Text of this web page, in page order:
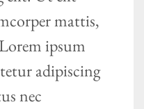
mattis,
ipsum
adipiscing
nec